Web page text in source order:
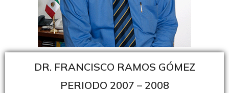
DR. FRANCISCO RAMOS GÓMEZ
PERIODO 2007 – 2008